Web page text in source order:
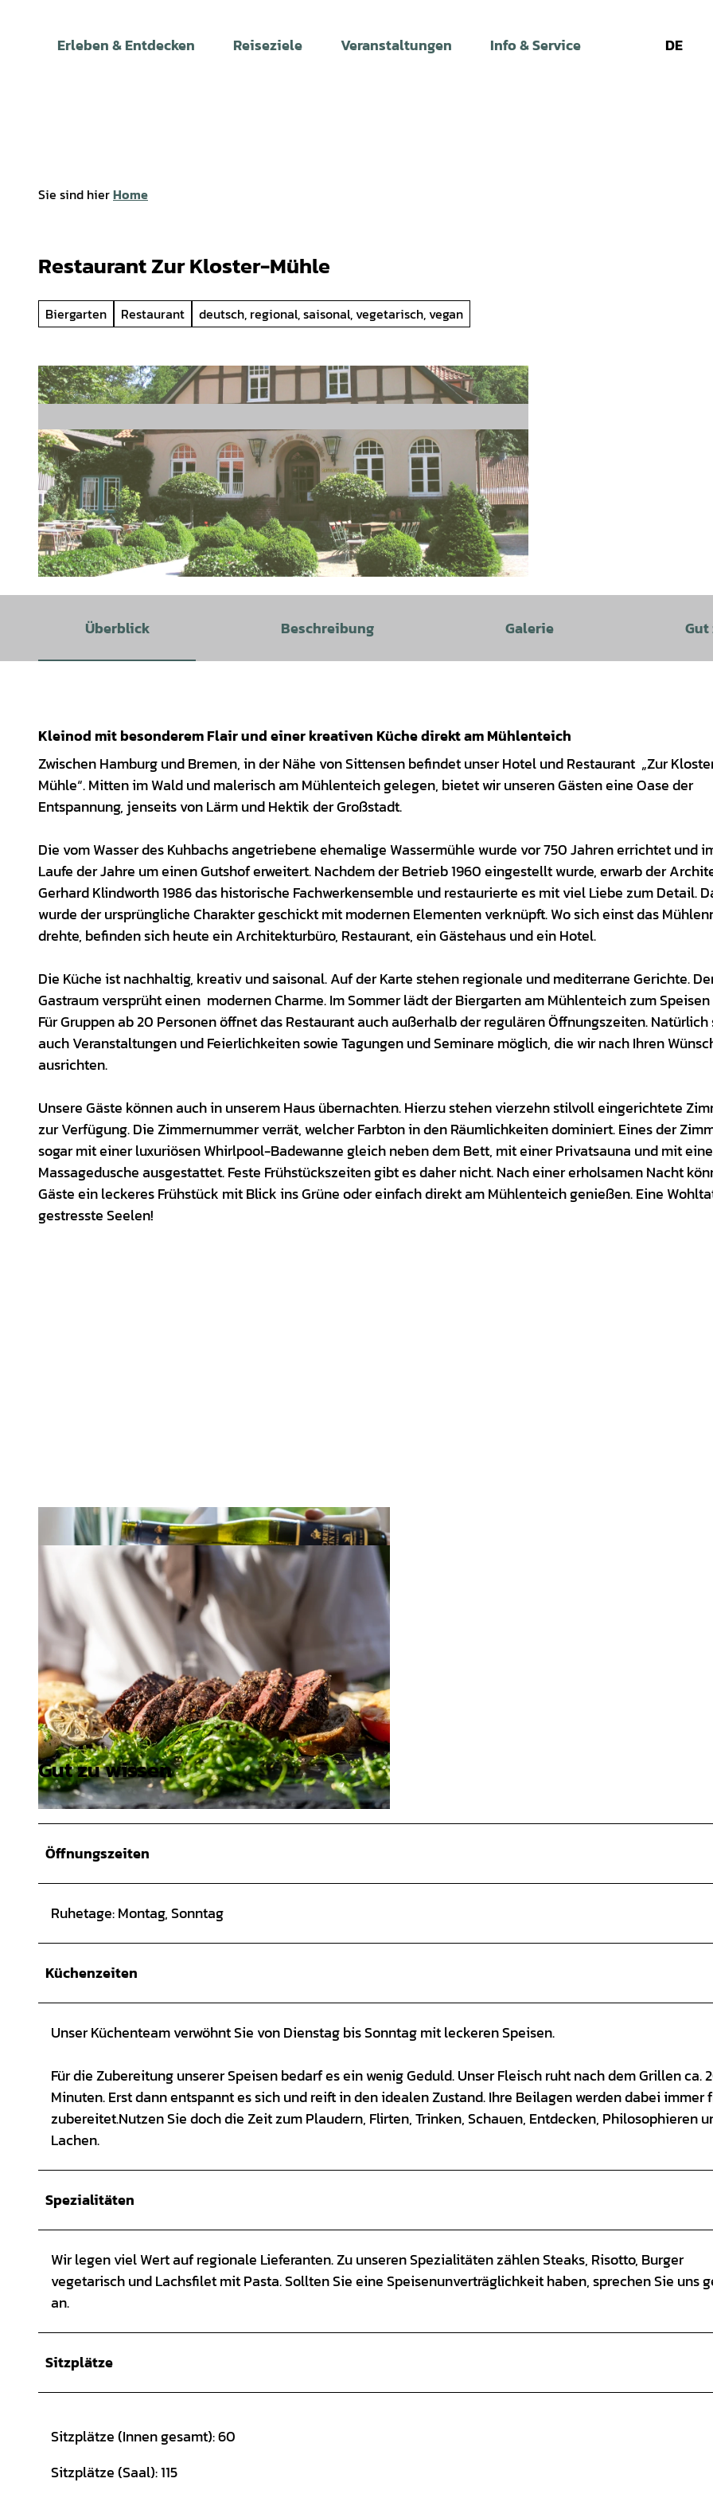
Erleben & Entdecken Reiseziele Veranstaltungen Info & Service DE
Sie sind hierHome
Restaurant Zur Kloster-Mühle
Biergarten Restaurant deutsch, regional, saisonal, vegetarisch, vegan
Überblick Beschreibung Galerie Gut
Kleinod mit besonderem Flair und einer kreativen Küche direkt am Mühlenteich
Zwischen Hamburg und Bremen, in der Nähe von Sittensen befindet unser Hotel und Restaurant „Zur
Mühle“. Mitten im Wald und malerisch am Mühlenteich gelegen, bietet wir unseren Gästen eine Oase der
Entspannung, jenseits von Lärm und Hektik der Großstadt.
Die vom Wasser des Kuhbachs angetriebene ehemalige Wassermühle wurde vor 750 Jahren errichtet und
Laufe der Jahre um einen Gutshof erweitert. Nachdem der Betrieb 1960 eingestellt wurde, erwarb der
Gerhard Klindworth 1986 das historische Fachwerkensemble und restaurierte es mit viel Liebe zum Detail.
wurde der ursprüngliche Charakter geschickt mit modernen Elementen verknüpft. Wo sich einst das
drehte, befinden sich heute ein Architekturbüro, Restaurant, ein Gästehaus und ein Hotel.
Die Küche ist nachhaltig, kreativ und saisonal. Auf der Karte stehen regionale und mediterrane Gerichte.
Gastraum versprüht einen modernen Charme. Im Sommer lädt der Biergarten am Mühlenteich zum Speisen
Für Gruppen ab 20 Personen öffnet das Restaurant auch außerhalb der regulären Öffnungszeiten. Natürlich
auch Veranstaltungen und Feierlichkeiten sowie Tagungen und Seminare möglich, die wir nach Ihren
ausrichten.
Unsere Gäste können auch in unserem Haus übernachten. Hierzu stehen vierzehn stilvoll eingerichtete
zur Verfügung. Die Zimmernummer verrät, welcher Farbton in den Räumlichkeiten dominiert. Eines der
sogar mit einer luxuriösen Whirlpool-Badewanne gleich neben dem Bett, mit einer Privatsauna und mit
Massagedusche ausgestattet. Feste Frühstückszeiten gibt es daher nicht. Nach einer erholsamen Nacht
Gäste ein leckeres Frühstück mit Blick ins Grüne oder einfach direkt am Mühlenteich genießen. Eine
gestresste Seelen!
© Hotel Zur Kloster-Mühle, Carola Klindworth |CC-BY
Gut zu wissen
Öffnungszeiten
Ruhetage: Montag, Sonntag
Küchenzeiten
Unser Küchenteam verwöhnt Sie von Dienstag bis Sonntag mit leckeren Speisen.
Für die Zubereitung unserer Speisen bedarf es ein wenig Geduld. Unser Fleisch ruht nach dem Grillen ca.
Minuten. Erst dann entspannt es sich und reift in den idealen Zustand. Ihre Beilagen werden dabei immer
zubereitet.Nutzen Sie doch die Zeit zum Plaudern, Flirten, Trinken, Schauen, Entdecken, Philosophieren
Lachen.
Spezialitäten
Wir legen viel Wert auf regionale Lieferanten. Zu unseren Spezialitäten zählen Steaks, Risotto, Burger
vegetarisch und Lachsfilet mit Pasta. Sollten Sie eine Speisenunverträglichkeit haben, sprechen Sie uns
an.
Sitzplätze
Sitzplätze (Innen gesamt): 60
Sitzplätze (Saal): 115